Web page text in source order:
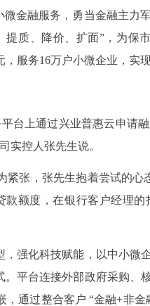
微金融服务，勇当金融主力
质、降价、扩面”，为保
服务16万户小微企业，实现
台上通过兴业普惠云申请
实控人张先生说。
紧张，张先生抱着尝试的
款额度，在银行客户经理
强化科技赋能，以中小微
平台连接外部政府采购、
通过整合客户 “金融+非